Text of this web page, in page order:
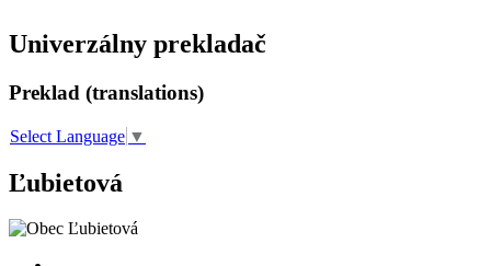
Univerzálny prekladač
Preklad (translations)
Select Language ▼
Ľubietová